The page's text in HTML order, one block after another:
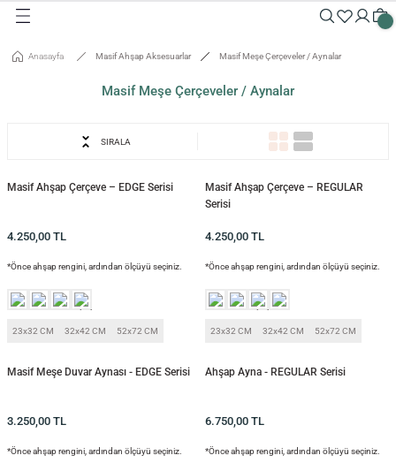
Anasayfa Masif Ahşap Aksesuarlar Masif Meşe Çerçeveler / Aynalar
Masif Meşe Çerçeveler / Aynalar
SIRALA
Masif Ahşap Çerçeve – EDGE Serisi
4.250,00 TL
*Önce ahşap rengini, ardından ölçüyü seçiniz.
23x32 CM 32x42 CM 52x72 CM
Masif Ahşap Çerçeve – REGULAR
Serisi
4.250,00 TL
*Önce ahşap rengini, ardından ölçüyü seçiniz.
23x32 CM 32x42 CM 52x72 CM
Masif Meşe Duvar Aynası - EDGE Serisi
3.250,00 TL
*Önce ahşap rengini, ardından ölçüyü seçiniz.
Ahşap Ayna - REGULAR Serisi
6.750,00 TL
*Önce ahşap rengini, ardından ölçüyü seçiniz.